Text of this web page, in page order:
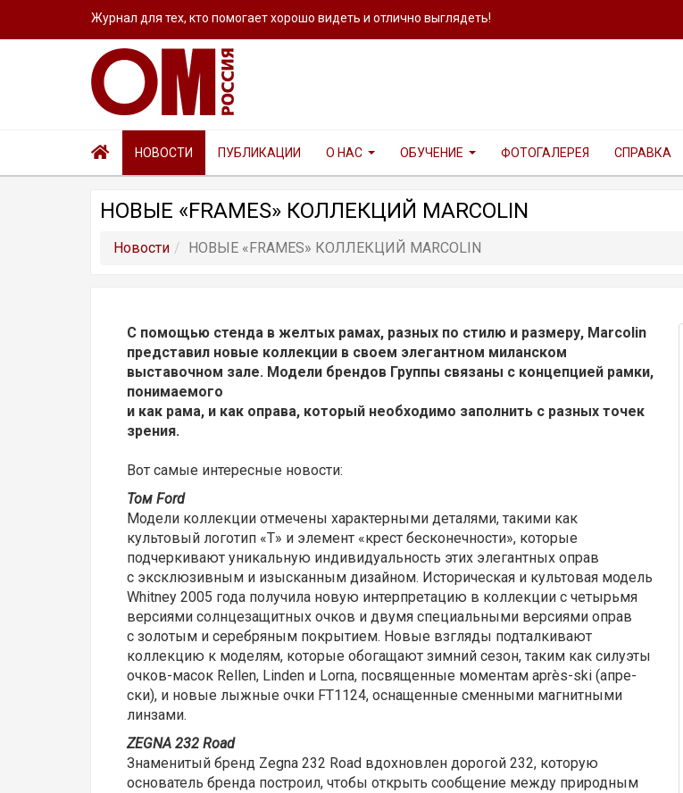
Журнал для тех, кто помогает хорошо видеть и отлично выглядеть!
НОВОСТИ ПУБЛИКАЦИИ О НАС ОБУЧЕНИЕ ФОТОГАЛЕРЕЯ СПРАВКА
НОВЫЕ «FRAMES» КОЛЛЕКЦИЙ MARCOLIN
Новости НОВЫЕ «FRAMES» КОЛЛЕКЦИЙ MARCOLIN
С помощью стенда в желтых рамах, разных по стилю и размеру, Marcolin
представил новые коллекции в своем элегантном миланском
выставочном зале. Модели брендов Группы связаны с концепцией рамки,
понимаемого
и как рама, и как оправа, который необходимо заполнить с разных точек
зрения.
Вот самые интересные новости:
Том Ford
Модели коллекции отмечены характерными деталями, такими как
культовый логотип «Т» и элемент «крест бесконечности», которые
подчеркивают уникальную индивидуальность этих элегантных оправ
с эксклюзивным и изысканным дизайном. Историческая и культовая модель
Whitney 2005 года получила новую интерпретацию в коллекции с четырьмя
версиями солнцезащитных очков и двумя специальными версиями оправ
с золотым и серебряным покрытием. Новые взгляды подталкивают
коллекцию к моделям, которые обогащают зимний сезон, таким как силуэты
очков-масок Rellen, Linden и Lorna, посвященные моментам аprès-ski (апре-
ски), и новые лыжные очки FT1124, оснащенные сменными магнитными
линзами.
ZEGNA 232 Road
Знаменитый бренд Zegna 232 Road вдохновлен дорогой 232, которую
основатель бренда построил, чтобы открыть сообщение между природным